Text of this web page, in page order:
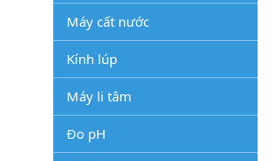
Máy cất nước
Kính lúp
Máy li tâm
Đo pH